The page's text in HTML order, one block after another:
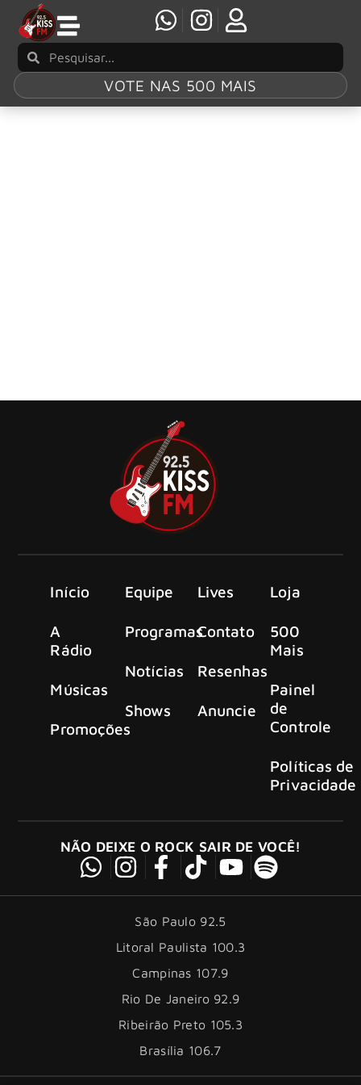
VOTE NAS 500 MAIS
Início
A
Rádio
Músicas
Promoções
Equipe
Programas
Notícias
Shows
Lives
Contato
Resenhas
Anuncie
Loja
500
Mais
Painel
de
Controle
Políticas de
Privacidade
NÃO DEIXE O ROCK SAIR DE VOCÊ!
São Paulo 92.5
Litoral Paulista 100.3
Campinas 107.9
Rio De Janeiro 92.9
Ribeirão Preto 105.3
Brasília 106.7